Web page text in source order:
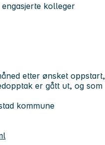
kolleger
etter ønsket oppstart,
er gått ut, og som
kommune